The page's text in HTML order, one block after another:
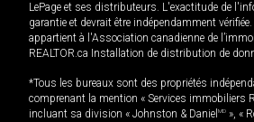
LePage et ses distributeurs. L'exactitude de
garantie et devrait être indépendamment
appartient à l'Association canadienne de
REALTOR.ca Installation de distribution de
*Tous les bureaux sont des propriétés
comprenant la mention « Services immobiliers
incluant sa division « Johnston & Daniel MD », «